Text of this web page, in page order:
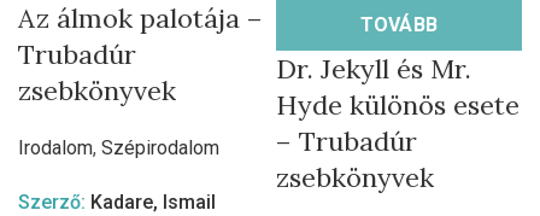
Az álmok palotája –
Trubadúr
zsebkönyvek
Irodalom, Szépirodalom
Szerző: Kadare, Ismail
TOVÁBB
Dr. Jekyll és Mr.
Hyde különös esete
– Trubadúr
zsebkönyvek